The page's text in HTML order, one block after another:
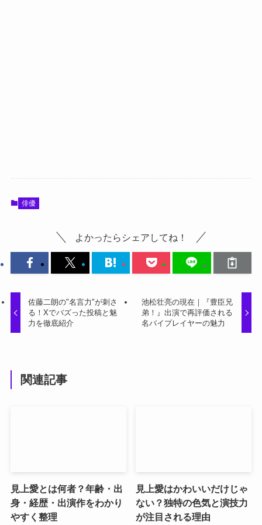
俳優
よかったらシェアしてね！
佐藤二朗の"名言力"が刺さ
る！Xでバズった投稿と魅
力を徹底紹介
池松壮亮の現在｜『豊臣兄
弟！』出演で再評価される
名バイプレイヤーの魅力
関連記事
見上愛とは何者？年齢・出
身・経歴・出演作をわかり
やすく整理
見上愛はかわいいだけじゃ
ない？独特の色気と演技力
が注目される理由